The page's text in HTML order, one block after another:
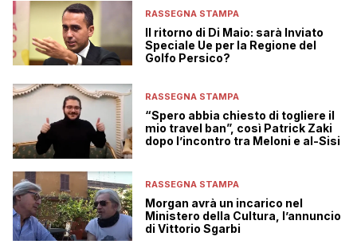
RASSEGNA STAMPA
Il ritorno di Di Maio: sarà Inviato
Speciale Ue per la Regione del
Golfo Persico?
RASSEGNA STAMPA
“Spero abbia chiesto di togliere il
mio travel ban”, così Patrick Zaki
dopo l’incontro tra Meloni e al-Sisi
RASSEGNA STAMPA
Morgan avrà un incarico nel
Ministero della Cultura, l’annuncio
di Vittorio Sgarbi